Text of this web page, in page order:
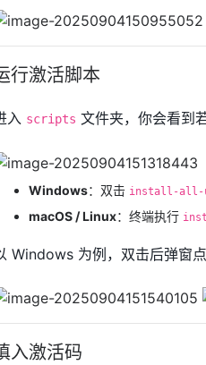
行激活脚本
入 scripts 文件夹，你会看到
Windows：双击 install-all-
macOS / Linux：终端执行
Windows 为例，双击后弹窗
入激活码